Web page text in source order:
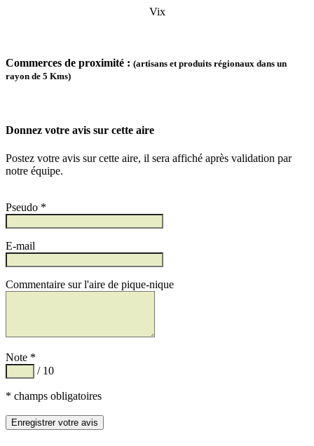
Vix
Commerces de proximité : (artisans et produits régionaux dans un
rayon de 5 Kms)
Donnez votre avis sur cette aire
Postez votre avis sur cette aire, il sera affiché après validation par
notre équipe.
Pseudo *
E-mail
Commentaire sur l'aire de pique-nique
Note *
/ 10
* champs obligatoires